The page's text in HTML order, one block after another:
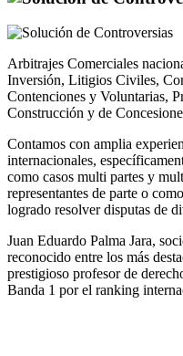
Arbitrajes Comerciales
Inversión, Litigios Civiles,
Contenciones y Voluntarias,
Construcción y de
Contamos con amplia
internacionales,
como casos multi partes y
representantes de parte o
logrado resolver disputas de
Juan Eduardo Palma Jara,
reconocido entre los más
prestigioso profesor de
Banda 1 por el ranking